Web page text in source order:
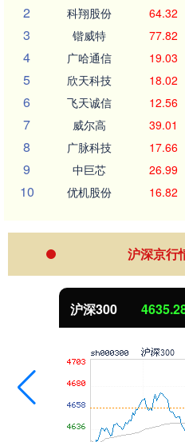
2 科翔股份 64.32
3 锴威特 77.82
4 广哈通信 19.03
5 欣天科技 18.02
6 飞天诚信 12.56
7 威尔高 39.01
8 广脉科技 17.66
9 中巨芯 26.99
10 优机股份 16.82
沪深京行
北证50